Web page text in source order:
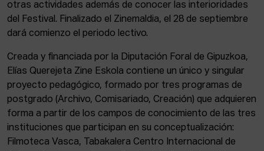
otras actividades además de conocer las interioridades
del Festival. Finalizado el Zinemaldia, el 28 de septiembre
dará comienzo el periodo lectivo.
Creada y financiada por la Diputación Foral de Gipuzkoa,
Elías Querejeta Zine Eskola contiene un único y singular
proyecto pedagógico, formado por tres programas de
postgrado (Archivo, Comisariado, Creación) que adquieren
forma a partir de los campos de conocimiento de las tres
instituciones que participan en su conceptualización:
Filmoteca Vasca, Tabakalera Centro Internacional de